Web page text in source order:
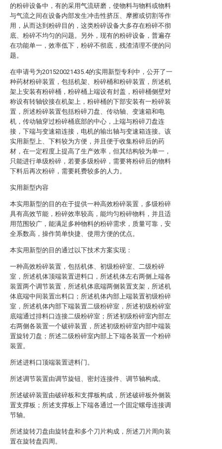
的粉碎设备中，有的采用气流研磨，使物料与物料或物料
与气流之间在设备内部发生冲击性挤压、摩擦或切割等作
用，从而达到粉碎目的，这类粉碎设备大多存在粉碎不彻
底、粉碎不均匀的问题。另外，现有的粉碎设备，普遍存
在功能单一，效率低下，粉碎不彻底，残渣清理不便的问
题。
在申请号为201520021435.4的实用新型专利中，公开了一
种药材粉碎装置，包括机架、粉碎桶和粉碎装置，所述机
架上安装有粉碎桶，粉碎桶上端设有封盖，粉碎桶侧壁对
称设有转轴铰接在机架上，粉碎桶的下部安装有一粉碎装
置，所述粉碎装置包括粉碎刀盘、传动轴、变速箱和电
机，传动轴穿过粉碎桶底部的中心，上端与粉碎刀盘连
接，下端与变速箱连接，电机的输出轴与变速箱连接。该
实用新型上、下料较为方便，并且便于收集粉碎后的药
材，在一定程度上提高了生产效率，但其结构较为单一，
只能进行单级粉碎，若要多级粉碎，需要将粉碎后的物料
下料后再次粉碎，需要耗费较多的人力。
实用新型内容
本实用新型的目的在于提供一种高效粉碎装置，多级粉碎
具有高效节能，粉碎效率较高，能均匀粉碎物料，并且适
用范围较广，能满足多种物料的粉碎需求，质量可靠，安
全系数高，操作简单快捷、使用方便的优点。
本实用新型的目的通过以下技术方案实现：
一种高效粉碎装置，包括机体、初级粉碎室、二级粉碎
室，所述机体顶端装置进料口，所述机体左右两侧上端各
装置两个调节装置，所述机体底端两侧装置支架，所述机
体底端中间装置出料口；所述机体内部上端装置初级粉碎
室，所述机体内部下端装置二级粉碎室，所述初级粉碎室
底端通过排料口连接二级粉碎室；所述初级粉碎室内部左
右两侧各装置一个破碎装置，所述初级粉碎室内部中端装
置旋转刀盘；所述二级粉碎室内部上下端各装置一个粉碎
装置。
所述进料口顶端装置进料门。
所述调节装置由调节旋钮、密封连接件、调节轴构成。
所述破碎装置由破碎板和支撑板构成，所述破碎板外侧装
置支撑板；所述支撑板上下端各通过一个固定螺母连接调
节轴。
所述旋转刀盘由旋转盘和多个刀片构成，所述刀片周向装
置在旋转盘四周。